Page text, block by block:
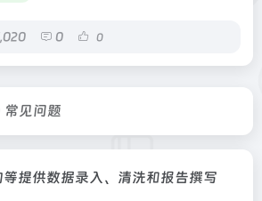
0 0
常见问题
提供数据录入、清洗和报告撰写